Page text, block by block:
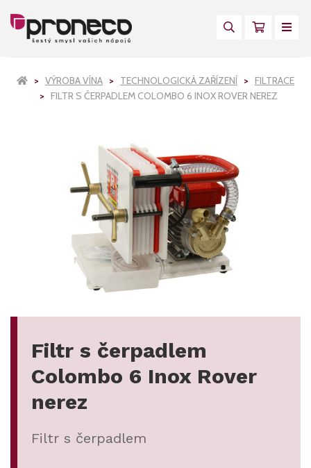
VÝROBA VÍNA TECHNOLOGICKÁ ZAŘÍZENÍ
FILTRACE
FILTR S ČERPADLEM COLOMBO 6 INOX ROVER NEREZ
Filtr s čerpadlem
Colombo 6 Inox Rover
nerez
Filtr s čerpadlem